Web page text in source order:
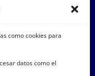
como cookies para
datos como el